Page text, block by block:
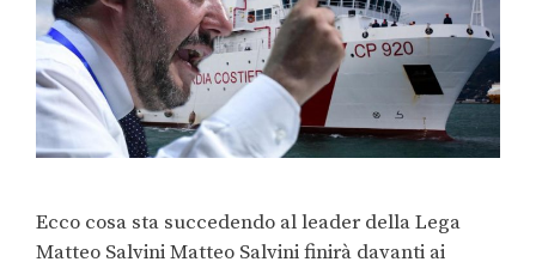
Ecco cosa sta succedendo al leader della Lega
Matteo Salvini Matteo Salvini finirà davanti ai